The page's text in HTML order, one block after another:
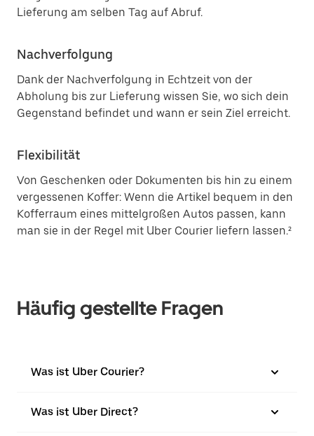
Lieferung am selben Tag auf Abruf.
Nachverfolgung
Dank der Nachverfolgung in Echtzeit von der
Abholung bis zur Lieferung wissen Sie, wo sich dein
Gegenstand befindet und wann er sein Ziel erreicht.
Flexibilität
Von Geschenken oder Dokumenten bis hin zu einem
vergessenen Koffer: Wenn die Artikel bequem in den
Kofferraum eines mittelgroßen Autos passen, kann
man sie in der Regel mit Uber Courier liefern lassen.²
Häufig gestellte Fragen
Was ist Uber Courier?
Was ist Uber Direct?